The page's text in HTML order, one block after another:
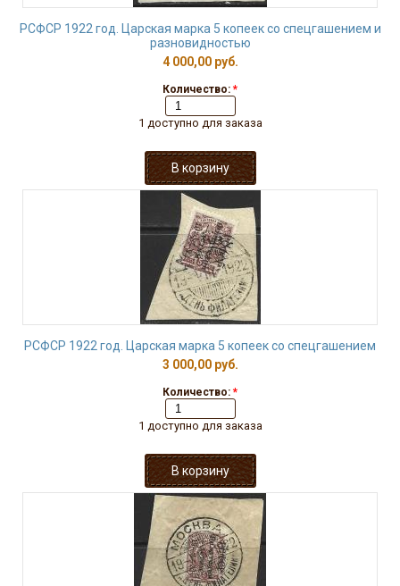
РСФСР 1922 год. Царская марка 5 копеек со спецгашением и
разновидностью
4 000,00 руб.
Количество: *
1 доступно для заказа
РСФСР 1922 год. Царская марка 5 копеек со спецгашением
3 000,00 руб.
Количество: *
1 доступно для заказа